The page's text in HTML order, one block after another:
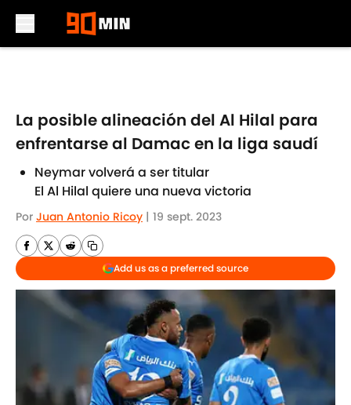
La posible alineación del Al Hilal para
enfrentarse al Damac en la liga saudí
Neymar volverá a ser titular
El Al Hilal quiere una nueva victoria
Por Juan Antonio Ricoy | 19 sept. 2023
Add us as a preferred source